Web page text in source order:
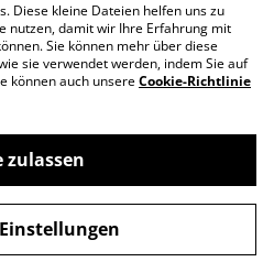
AGB
Cookie-Richtlinie
365
powered by
Diese kleine Dateien helfen uns zu
nutzen, damit wir Ihre Erfahrung mit
Sie können mehr über diese
sie verwendet werden, indem Sie auf
können auch unsereCookie-Richtlinie
zulassen